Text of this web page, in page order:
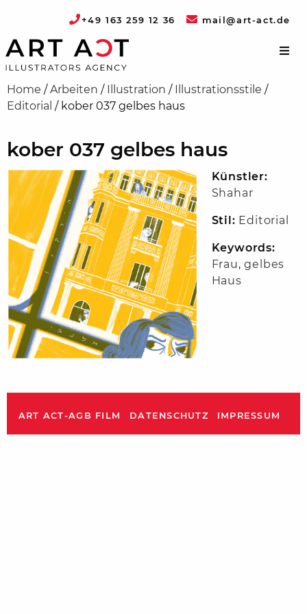
+49 163 259 12 36 mail@art-act.de
Home /Arbeiten / Illustration / Illustrationsstile /
Editorial / kober 037 gelbes haus
kober 037 gelbes haus
Künstler:
Shahar
Stil: Editorial
Keywords:
Frau,gelbes
Haus
ART ACT-AGB FILM DATENSCHUTZ IMPRESSUM